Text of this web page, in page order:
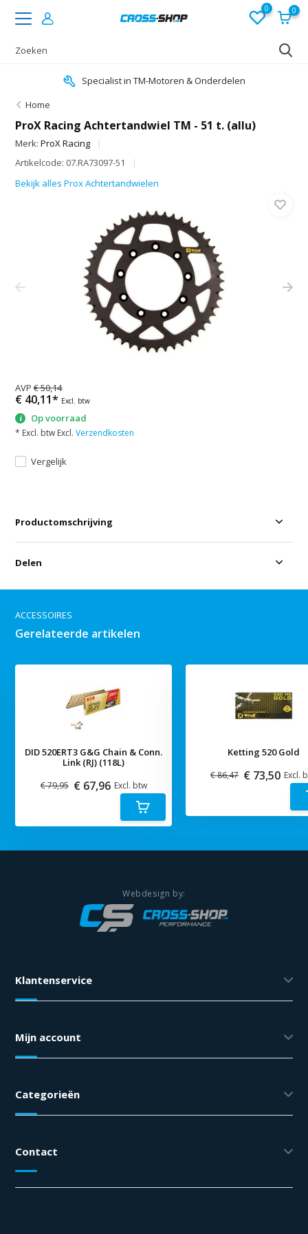
0 0
Specialist in TM-Motoren & Onderdelen
Home
ProX Racing Achtertandwiel TM - 51 t. (allu)
Merk:ProX Racing
Artikelcode: 07.RA73097-51
Bekijk alles Prox Achtertandwielen
AVP€ 50,14
€ 40,11* Excl. btw
Op voorraad
* Excl. btw Excl.Verzendkosten
Vergelijk
Productomschrijving
Delen
ACCESSOIRES
Gerelateerde artikelen
DID 520ERT3 G&G Chain & Conn.
Link (RJ) (118L)
€ 79,95 € 67,96 Excl. btw
Ketting 520 Gold
€ 86,47 € 73,50 Excl.
Klantenservice
Mijn account
Categorieën
Contact